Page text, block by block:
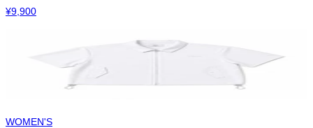
¥9,900
WOMEN'S